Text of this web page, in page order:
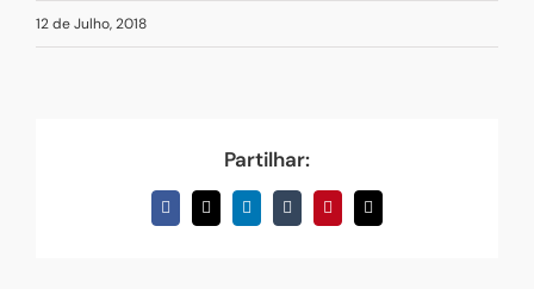
12 de Julho, 2018
Partilhar:
Facebook
X LinkedInTumblrPinterestEmail
(necessário